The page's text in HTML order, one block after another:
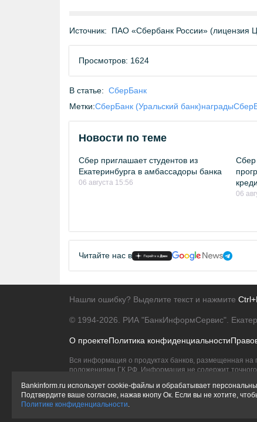
Источник: ПАО «Сбербанк России»
Просмотров: 1624
В статье: СберБанк
Метки:СберБанк (Уральский банк)награды
Новости по теме
Сбер приглашает студентов из
Екатеринбурга в амбассадоры банка
06 августа 15:56
Сбер
06
Читайте нас в
Нашли ошибку? Выделите текст и нажмите
© 1994-2026. РИА "БанкИнформСервис".
О проектеПолитика конфиденциальности
Вся информация о продуктах банков, размещенная
положениями ГК РФ. Информация не содержит
Bankinform.ru использует cookie-файлы и обрабатывает
Подтвердите ваше согласие, нажав кнопу Ок. Если вы не хотите,
Политике конфиденциальности.